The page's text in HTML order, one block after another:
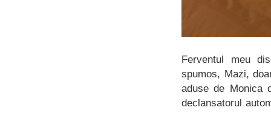
Ferventul meu
spumos, Mazi,
aduse de
declansatorul